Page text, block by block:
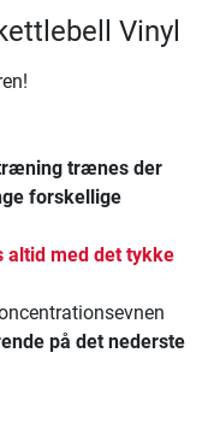
Vinyl
trænes der
forskellige
altid med det tykke
på det nederste